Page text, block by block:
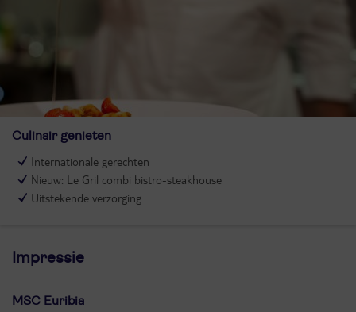
Culinair genieten
Internationale gerechten
Nieuw: Le Gril combi bistro-steakhouse
Uitstekende verzorging
Impressie
MSC Euribia